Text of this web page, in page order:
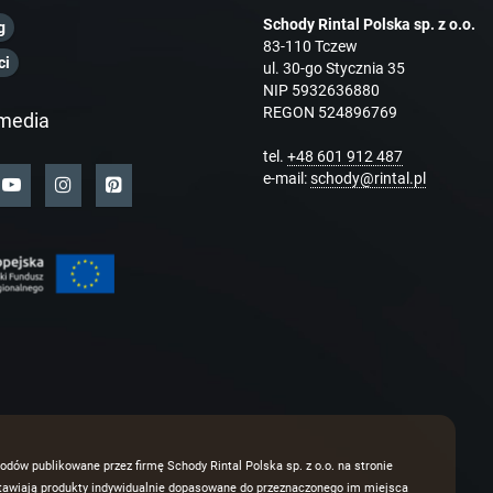
Schody Rintal Polska sp. z o.o.
83-110 Tczew
ul. 30-go Stycznia 35
NIP 5932636880
REGON 524896769
tel. +48 601 912 487
e-mail:schody@rintal.pl
publikowane przez firmę Schody Rintal Polska sp. z o.o. na stronie
produkty indywidualnie dopasowane do przeznaczonego im miejsca